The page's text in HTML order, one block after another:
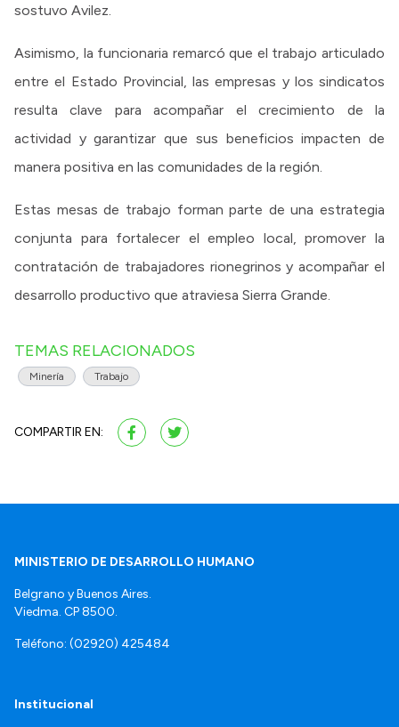
sostuvo Avilez.
Asimismo, la funcionaria remarcó que el trabajo articulado
entre el Estado Provincial, las empresas y los sindicatos
resulta clave para acompañar el crecimiento de la
actividad y garantizar que sus beneficios impacten de
manera positiva en las comunidades de la región.
Estas mesas de trabajo forman parte de una estrategia
conjunta para fortalecer el empleo local, promover la
contratación de trabajadores rionegrinos y acompañar el
desarrollo productivo que atraviesa Sierra Grande.
TEMAS RELACIONADOS
Minería Trabajo
COMPARTIR EN:
MINISTERIO DE DESARROLLO HUMANO
Belgrano y Buenos Aires.
Viedma. CP 8500.
Teléfono: (02920) 425484
Institucional